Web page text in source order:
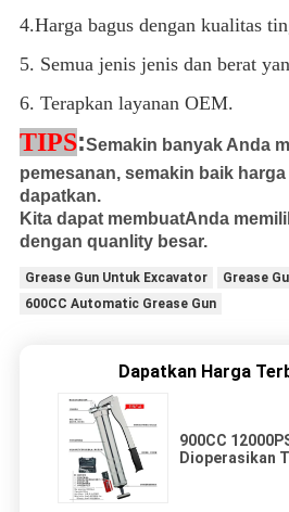
4.Harga bagus dengan kualitas
5. Semua jenis jenis dan berat
6. Terapkan layanan OEM.
TIPS:Semakin banyak Anda
pemesanan, semakin baik
dapatkan.
Kita dapat membuatAnda
dengan quanlity besar.
Grease Gun Untuk Excavator
Grease
600CC Automatic Grease Gun
Dapatkan Harga
900CC
Dioperasikan